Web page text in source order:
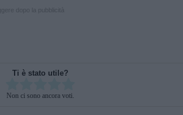
Ti è stato utile?
Non ci sono ancora voti.